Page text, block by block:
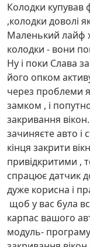
Колодки купував
,колодки доволі
Маленький лайф
колодки - вони
Ну і поки Слава
його опком
через проблеми
замком , і
закривання
зачиняєте авто і
кінця закрити
привідкритими ,
спрацює датчик
дуже корисна і
щоб у вас була
карпас вашого
модуль-